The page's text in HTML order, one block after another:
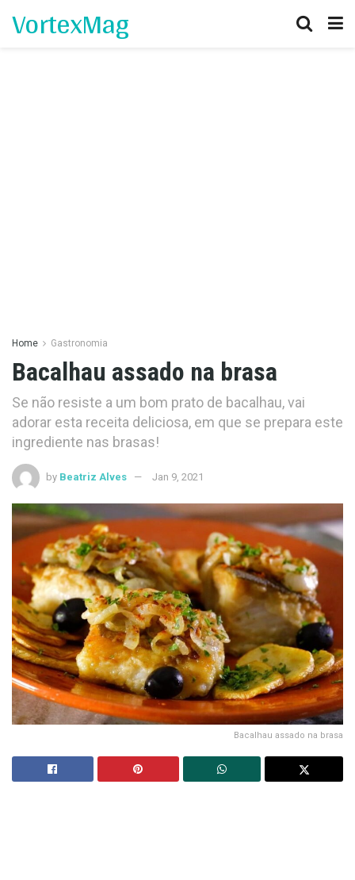
VortexMag
Home Gastronomia
Bacalhau assado na brasa
Se não resiste a um bom prato de bacalhau, vai
adorar esta receita deliciosa, em que se prepara este
ingrediente nas brasas!
by Beatriz Alves Jan 9, 2021
Bacalhau assado na brasa